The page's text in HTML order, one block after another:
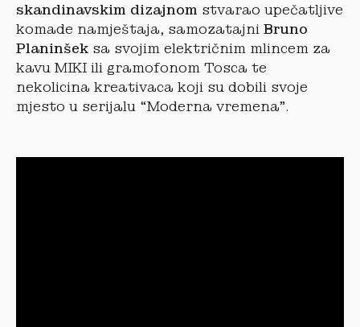
skandinavskim dizajnom stvarao upečatljive
komade namještaja, samozatajni Bruno
Planinšek sa svojim električnim mlincem za
kavu MIKI ili gramofonom Tosca te
nekolicina kreativaca koji su dobili svoje
mjesto u serijalu “Moderna vremena”.